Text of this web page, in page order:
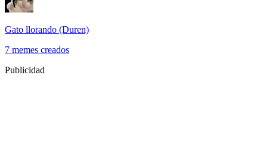
Gato llorando (Duren)
7 memes creados
Publicidad